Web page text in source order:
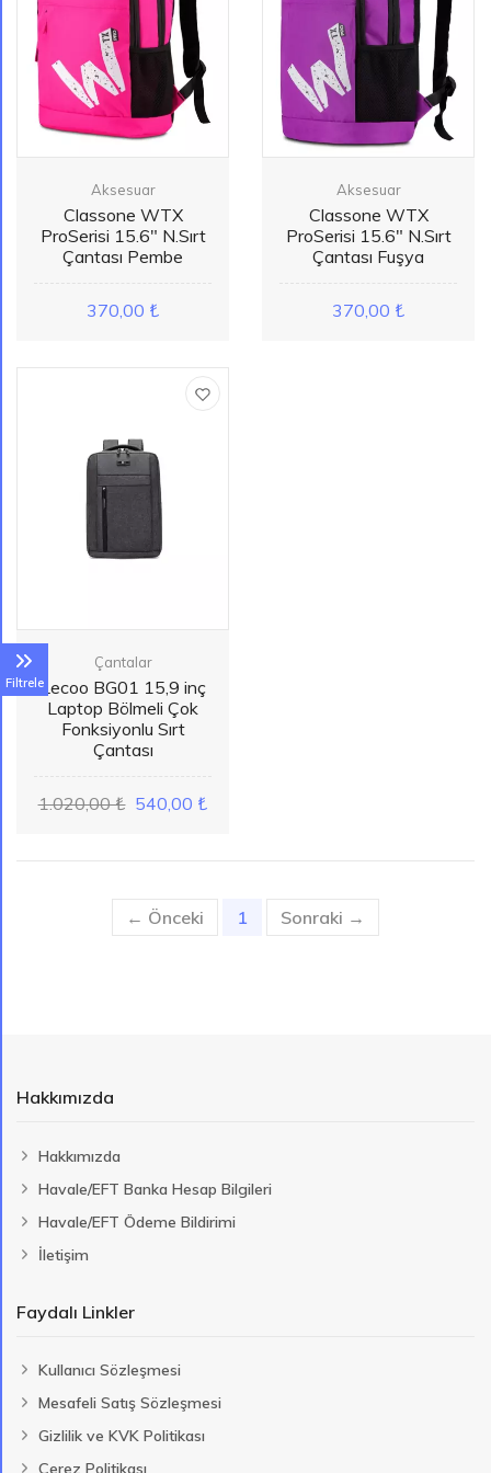
Filtrele
Aksesuar
Classone WTX
ProSerisi 15.6" N.Sırt
Çantası Pembe
370,00 ₺
Aksesuar
Classone WTX
ProSerisi 15.6" N.Sırt
Çantası Fuşya
370,00 ₺
Çantalar
Lecoo BG01 15,9 inç
Laptop Bölmeli Çok
Fonksiyonlu Sırt
Çantası
1.020,00 ₺ 540,00 ₺
← Önceki 1 (current)
Sonraki →
Hakkımızda
Hakkımızda
Havale/EFT Banka Hesap Bilgileri
Havale/EFT Ödeme Bildirimi
İletişim
Faydalı Linkler
Kullanıcı Sözleşmesi
Mesafeli Satış Sözleşmesi
Gizlilik ve KVK Politikası
Çerez Politikası